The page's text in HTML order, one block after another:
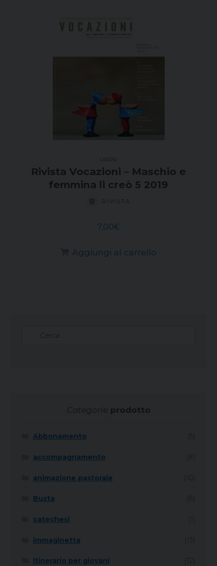
UNPV
Rivista Vocazioni – Maschio e
femmina li creò 5 2019
RIVISTA
7,00€
Aggiungi al carrello
Categorie prodotto
Abbonamento
accompagnamento
animazione pastorale
Busta
catechesi
immaginetta
Itinerario per giovani